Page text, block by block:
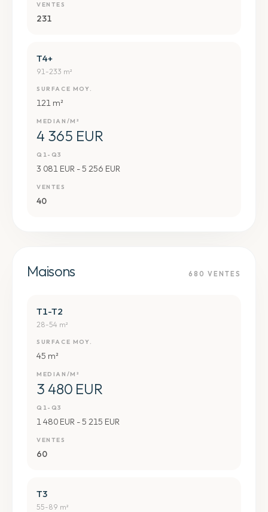
VENTES
231
T4+
91-233 m²
SURFACE MOY.
121 m²
MEDIAN/M²
4 365 EUR
Q1-Q3
3 081 EUR - 5 256 EUR
VENTES
40
Maisons 680 VENTES
T1-T2
28-54 m²
SURFACE MOY.
45 m²
MEDIAN/M²
3 480 EUR
Q1-Q3
1 480 EUR - 5 215 EUR
VENTES
60
T3
55-89 m²